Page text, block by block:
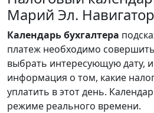
Марий Эл.
Календарьбухгалтера
платеж необходимо
выбрать интересующую дату,
информация о том, какие
уплатить в этот день.
режиме реального времени.